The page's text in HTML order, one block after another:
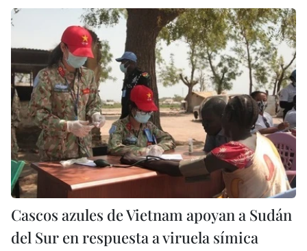
Cascos azules de Vietnam apoyan a Sudán
del Sur en respuesta a viruela símica